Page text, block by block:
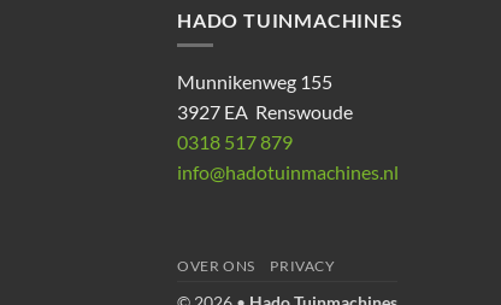
HADO TUINMACHINES
Munnikenweg 155
3927 EA Renswoude
0318 517 879
info@hadotuinmachines.nl
OVER ONS PRIVACY